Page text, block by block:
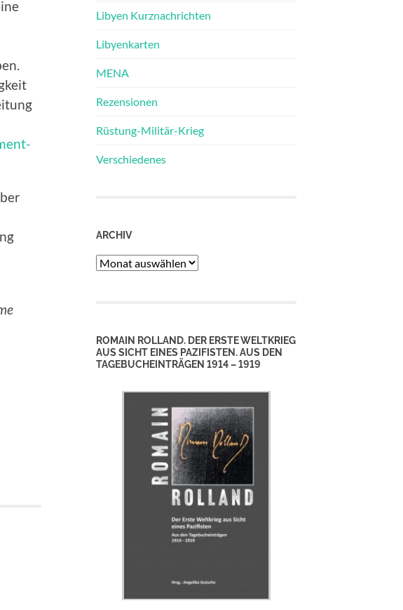
Libyen Kurznachrichten
Libyenkarten
MENA
Rezensionen
Rüstung-Militär-Krieg
Verschiedenes
ARCHIV
Archiv
ROMAIN ROLLAND. DER ERSTE WELTKRIEG
AUS SICHT EINES PAZIFISTEN. AUS DEN
TAGEBUCHEINTRÄGEN 1914 – 1919